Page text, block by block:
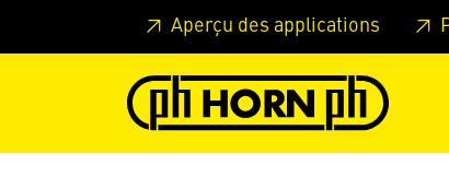
Skip to main content Passer à l'en-tête de la page
Aperçu des applications